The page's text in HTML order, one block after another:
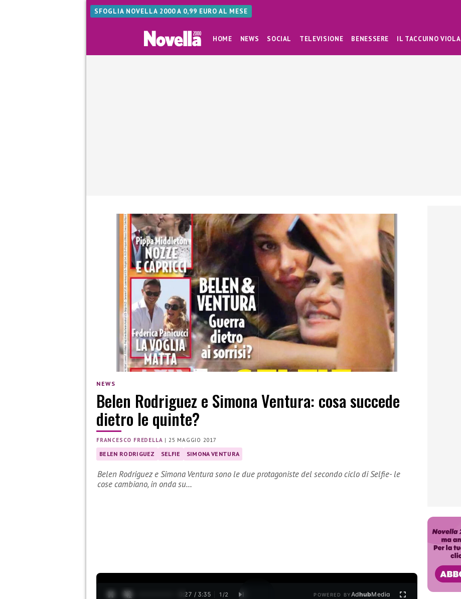
SFOGLIA NOVELLA 2000 A 0,99 EURO AL MESE
HOME NEWS SOCIAL TELEVISIONE BENESSERE IL TACCUINO VIOLA
NEWS
Belen Rodriguez e Simona Ventura: cosa succede
dietro le quinte?
FRANCESCO FREDELLA | 25 MAGGIO 2017
BELEN RODRIGUEZ SELFIE SIMONA VENTURA
Belen Rodriguez e Simona Ventura sono le due protagoniste del secondo ciclo di Selfie- le
cose cambiano, in onda su…
0:28 / 3:35 1 /2 POWERED BYAdhubMedia